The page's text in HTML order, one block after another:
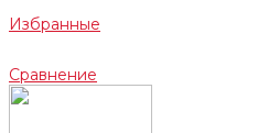
Избранные
Сравнение